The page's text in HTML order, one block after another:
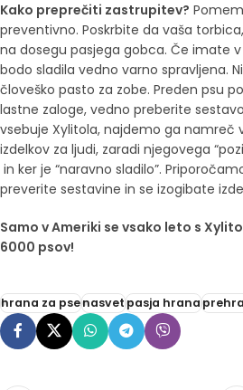
Kako preprečiti zastrupitev?
preventivno. Poskrbite da vaša
na dosegu pasjega gobca. Če imate
bodo sladila vedno varno spravljena.
človeško pasto za zobe. Preden psu
lastne zaloge, vedno preberite
vsebuje Xylitola, najdemo ga namreč
izdelkov za ljudi, zaradi njegovega
in ker je “naravno sladilo”.
preverite sestavine in se izogibate
Samo v Ameriki se vsako leto s
6000 psov!
hrana za psenasvetpasja hrana